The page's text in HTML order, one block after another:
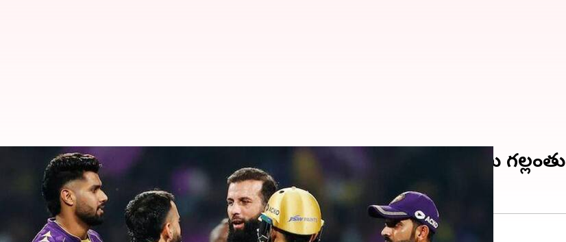
KKR vs RCB : బెంగళూరులో మ్యాచ్ రద్దు.. కేకేఆర్ ఫ్లే ఆఫ్ ఆశలు గల్లంతు
Jayachandra Akuri May 17, 2025 10:40 pm
ఈ వార్తాకథనం ఏంటి